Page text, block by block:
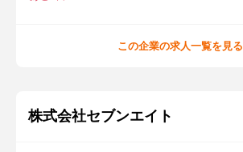
この企業の求人一覧を見る
株式会社セブンエイト